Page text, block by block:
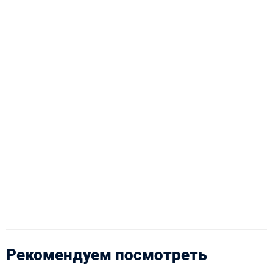
Рекомендуем посмотреть